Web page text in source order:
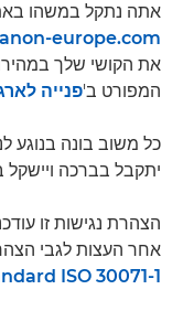
אתה נתקל במשהו
europe.com
את הקושי שלך
המפורט ב'פנייה
כל משוב בונה בנוגע
יתקבל בברכה ויישקל
אחר העצות לגבי
ISO 30071-1